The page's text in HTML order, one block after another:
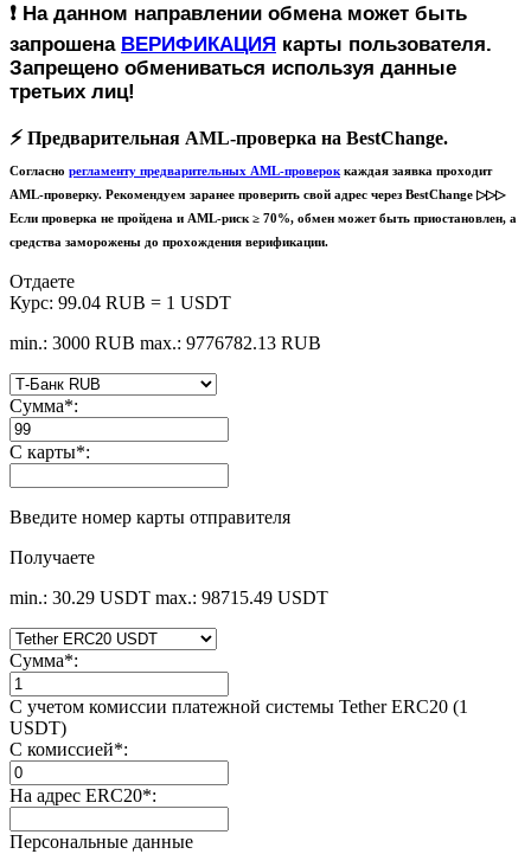
❗️ На данном направлении обмена может быть
запрошена ВЕРИФИКАЦИЯ карты пользователя.
Запрещено обмениваться используя данные
третьих лиц!
⚡️ Предварительная AML-проверка на BestChange.
Согласно регламенту предварительных AML-проверок каждая заявка проходит
AML-проверку. Рекомендуем заранее проверить свой адрес через BestChange ▷▷▷
Если проверка не пройдена и AML-риск ≥ 70%, обмен может быть приостановлен, а
средства заморожены до прохождения верификации.
Отдаете
Курс: 99.04 RUB = 1 USDT
min.: 3000 RUB max.: 9776782.13 RUB
Сумма*:
С карты*:
Введите номер карты отправителя
Получаете
min.: 30.29 USDT max.: 98715.49 USDT
Сумма*:
С учетом комиссии платежной системы Tether ERC20 (1
USDT)
С комиссией*:
На адрес ERC20*:
Персональные данные